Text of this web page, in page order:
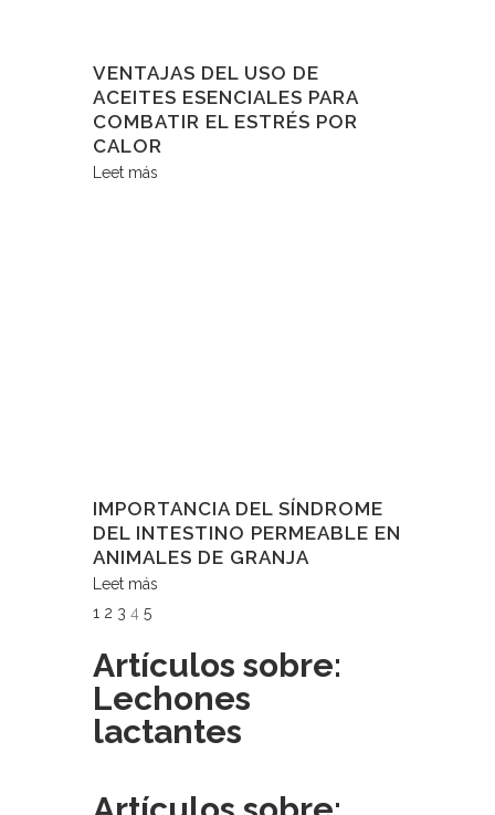
VENTAJAS DEL USO DE
ACEITES ESENCIALES PARA
COMBATIR EL ESTRÉS POR
CALOR
Leet más
IMPORTANCIA DEL SÍNDROME
DEL INTESTINO PERMEABLE EN
ANIMALES DE GRANJA
Leet más
1 2 3 4 5
Artículos sobre:
Lechones
lactantes